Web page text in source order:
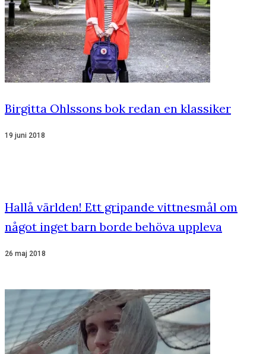
Birgitta Ohlssons bok redan en klassiker
19 juni 2018
Hallå världen! Ett gripande vittnesmål om
något inget barn borde behöva uppleva
26 maj 2018